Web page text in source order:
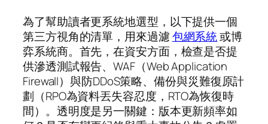
為了幫助讀者更系統地選型，以下提供一個
第三方視角的清單，用來過濾包網系統或博
弈系統商。首先，在資安方面，檢查是否提
供滲透測試報告、WAF（Web Application
Firewall）與防DDoS策略、備份與災難復原計
劃（RPO為資料丟失容忍度，RTO為恢復時
間）。透明度是另一關鍵：版本更新頻率如